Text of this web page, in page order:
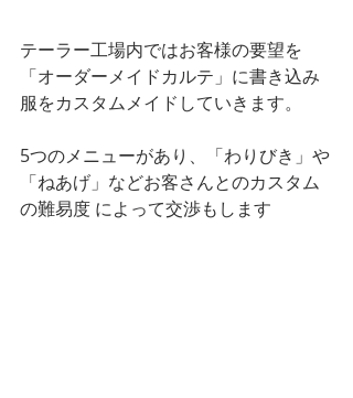
テーラー工場内ではお客様の要望を
「オーダーメイドカルテ」に書き込み
服をカスタムメイドしていきます。
5つのメニューがあり、「わりびき」や
「ねあげ」などお客さんとのカスタム
の難易度 によって交渉もします